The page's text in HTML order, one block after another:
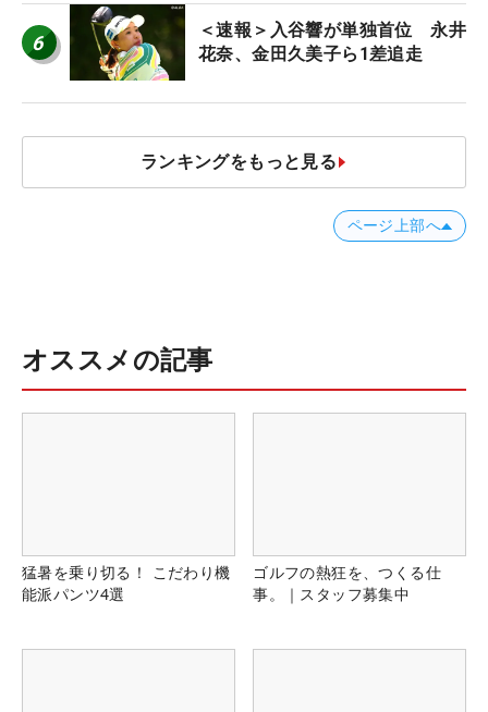
6
＜速報＞入谷響が単独首位 永井
花奈、金田久美子ら1差追走
ランキングをもっと見る
ページ上部へ
オススメの記事
猛暑を乗り切る！ こだわり機
能派パンツ4選
ゴルフの熱狂を、つくる仕
事。｜スタッフ募集中